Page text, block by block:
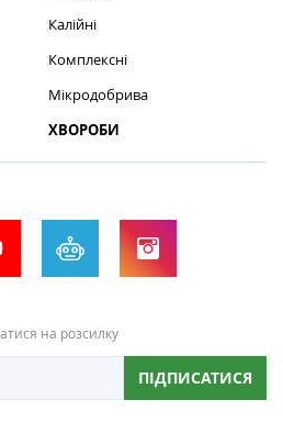
Калійні
Комплексні
Мікродобрива
ХВОРОБИ
на розсилку
ПІДПИСАТИСЯ